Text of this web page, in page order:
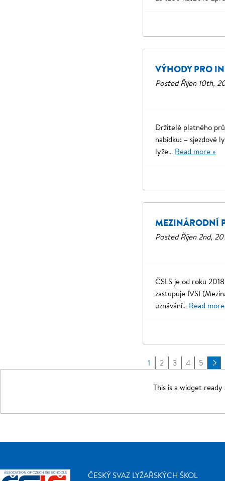
VÝHODY PRO
PostedŘíjen 10th,
Držitelé platného
nabídku: – sjezdové
lyže… Read more »
MEZINÁRODNÍ
PostedŘíjen 2nd,
ČSLS je od roku
zastupuje IVSI
uznávání… Read
1 2 3 4 5 →
This is a widget
ČESKÝ SVAZ LYŽAŘSKÝCH ŠKOL